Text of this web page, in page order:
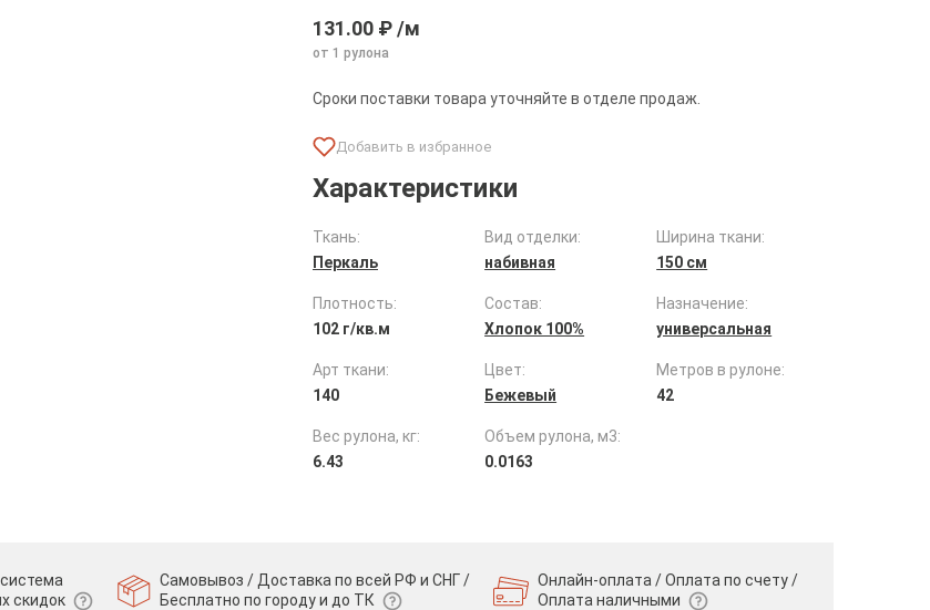
131.00 ₽ /м
от 1 рулона
Сроки поставки товара уточняйте в отделе продаж.
Характеристики
Ткань:
Перкаль
Вид отделки:
набивная
Ширина ткани:
150 см
Плотность:
102 г/кв.м
Состав:
Хлопок 100%
Назначение:
универсальная
Арт ткани:
140
Цвет:
Бежевый
Метров в рулоне:
42
Вес рулона, кг:
6.43
Объем рулона, м3:
0.0163
скидок
Самовывоз / Доставка по всей РФ и СНГ /
Бесплатно по городу и до ТК
Онлайн-оплата / Оплата по счету /
Оплата наличными